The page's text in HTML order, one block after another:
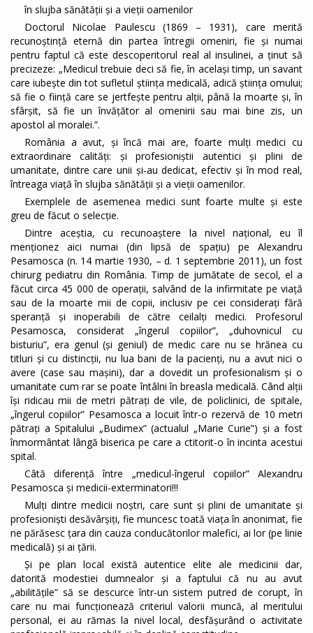
în slujba sănătății și a vieții oamenilor
Doctorul Nicolae Paulescu (1869 – 1931), care merită
recunoştinţă eternă din partea întregii omeniri, fie și numai
pentru faptul că este descoperitorul real al insulinei, a ținut să
precizeze: „Medicul trebuie deci să fie, în același timp, un savant
care iubește din tot sufletul știința medicală, adică știința omului;
să fie o ființă care se jertfește pentru alții, până la moarte și, în
sfârșit, să fie un învățător al omenirii sau mai bine zis, un
apostol al moralei.”.
România a avut, și încă mai are, foarte mulți medici cu
extraordinare calități: și profesioniștii autentici și plini de
umanitate, dintre care unii și-au dedicat, efectiv și în mod real,
întreaga viață în slujba sănătății și a vieții oamenilor.
Exemplele de asemenea medici sunt foarte multe și este
greu de făcut o selecție.
Dintre aceștia, cu recunoaștere la nivel național, eu îl
menționez aici numai (din lipsă de spațiu) pe Alexandru
Pesamosca (n. 14 martie 1930, – d. 1 septembrie 2011), un fost
chirurg pediatru din România. Timp de jumătate de secol, el a
făcut circa 45 000 de operații, salvând de la infirmitate pe viață
sau de la moarte mii de copii, inclusiv pe cei considerați fără
speranță și inoperabili de către ceilalți medici. Profesorul
Pesamosca, considerat „îngerul copiilor”, „duhovnicul cu
bisturiu”, era genul (și geniul) de medic care nu se hrănea cu
titluri şi cu distincţii, nu lua bani de la pacienţi, nu a avut nici o
avere (case sau maşini), dar a dovedit un profesionalism și o
umanitate cum rar se poate întâlni în breasla medicală. Când alții
își ridicau mii de metri pătrați de vile, de policlinici, de spitale,
„îngerul copiilor” Pesamosca a locuit într-o rezervă de 10 metri
pătraţi a Spitalului „Budimex” (actualul „Marie Curie”) și a fost
înmormântat lângă biserica pe care a ctitorit-o în incinta acestui
spital.
Câtă diferență între „medicul-îngerul copiilor” Alexandru
Pesamosca și medicii-exterminatori!!!
Mulți dintre medicii noștri, care sunt și plini de umanitate și
profesioniști desăvârșiți, fie muncesc toată viața în anonimat, fie
ne părăsesc țara din cauza conducătorilor malefici, ai lor (pe linie
medicală) și ai țării.
Și pe plan local există autentice elite ale medicinii dar,
datorită modestiei dumnealor și a faptului că nu au avut
„abilitățile” să se descurce într-un sistem putred de corupt, în
care nu mai funcționează criteriul valorii muncă, al meritului
personal, ei au rămas la nivel local, desfășurând o activitate